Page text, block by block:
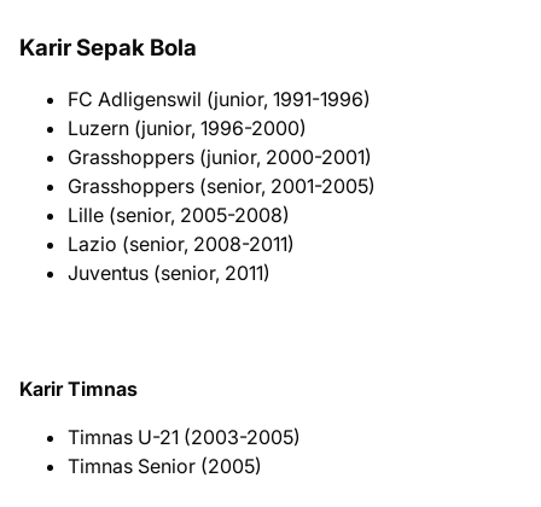
Karir Sepak Bola
FC Adligenswil (junior, 1991-1996)
Luzern (junior, 1996-2000)
Grasshoppers (junior, 2000-2001)
Grasshoppers (senior, 2001-2005)
Lille (senior, 2005-2008)
Lazio (senior, 2008-2011)
Juventus (senior, 2011)
Karir Timnas
Timnas U-21 (2003-2005)
Timnas Senior (2005)